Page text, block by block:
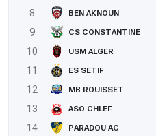
8
BEN AKNOUN
9
CS CONSTANTINE
10
USM ALGER
11
ES SETIF
12
MB ROUISSET
13
ASO CHLEF
14
PARADOU AC